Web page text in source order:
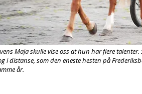
Maja skulle vise oss at hun har flere
i distanse, som den eneste hesten på
år.